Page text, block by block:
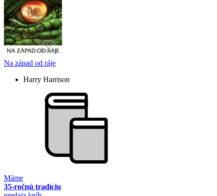
Na západ od ráje
Harry Harrison
Máme
35-ročnú tradíciu